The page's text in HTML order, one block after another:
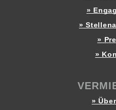
»
»
»
»
»